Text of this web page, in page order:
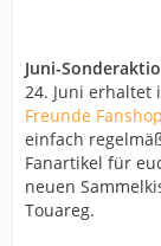
Juni-
24. Juni erhaltet
Freunde Fanshop
einfach
Fanartikel für
neuen
Touareg.